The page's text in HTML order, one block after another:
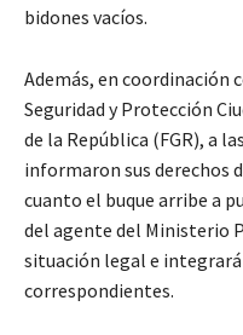
bidones vacíos.
Además, en coordinación
Seguridad y Protección
de la República (FGR), a
informaron sus derechos
cuanto el buque arribe a
del agente del Ministerio
situación legal e
correspondientes.